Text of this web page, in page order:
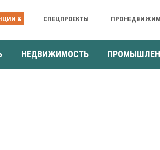
& СПЕЦПРОЕКТЫ
НЕДВИЖИМОСТЬ